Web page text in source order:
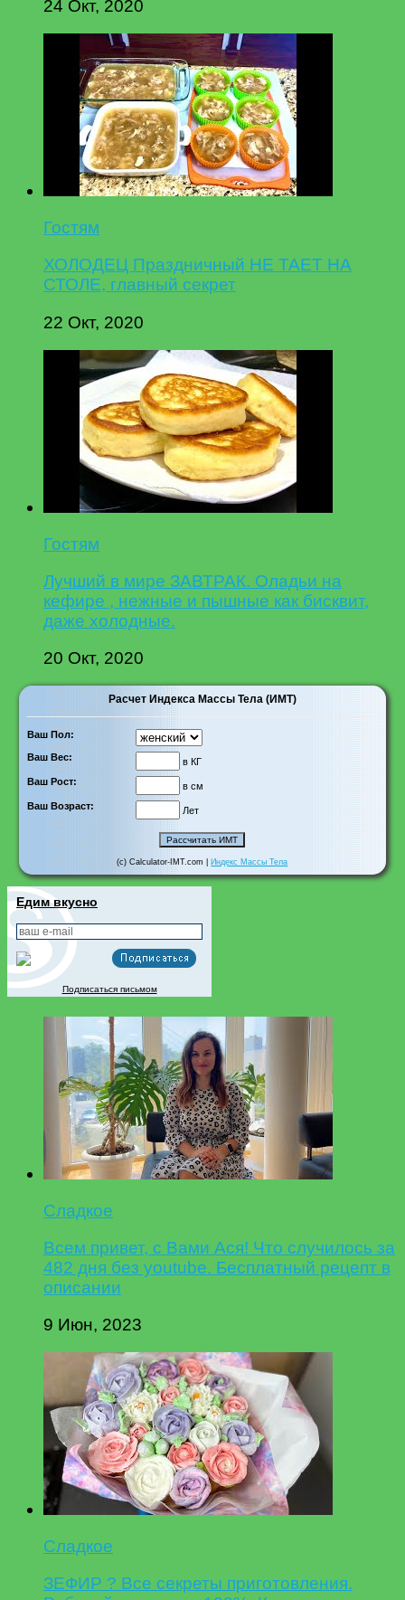
24 Окт, 2020
Гостям
ХОЛОДЕЦ Праздничный НЕ ТАЕТ НА
СТОЛЕ, главный секрет
22 Окт, 2020
Гостям
Лучший в мире ЗАВТРАК. Оладьи на
кефире , нежные и пышные как бисквит,
даже холодные.
20 Окт, 2020
Расчет Индекса Массы Тела (ИМТ)
Ваш Пол:
Ваш Вес:
в КГ
Ваш Рост:
в см
Ваш Возраст:
Лет
(c) Calculator-IMT.com | Индекс Массы Тела
Едим вкусно
Подписаться письмом
Сладкое
Всем привет, с Вами Ася! Что случилось за
482 дня без youtube. Бесплатный рецепт в
описании
9 Июн, 2023
Сладкое
ЗЕФИР ? Все секреты приготовления.